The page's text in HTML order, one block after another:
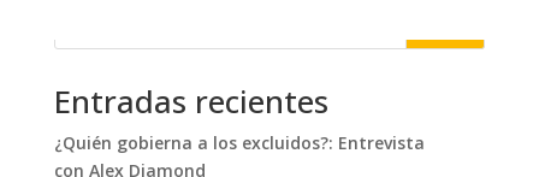
Entradas recientes
¿Quién gobierna a los excluidos?: Entrevista
con Alex Diamond